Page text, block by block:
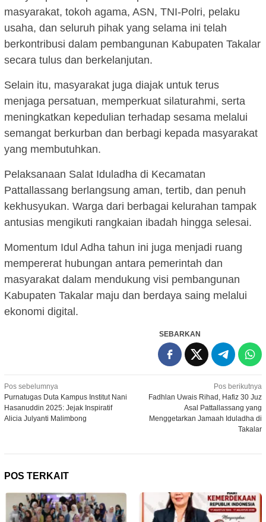
masyarakat, tokoh agama, ASN, TNI-Polri, pelaku
usaha, dan seluruh pihak yang selama ini telah
berkontribusi dalam pembangunan Kabupaten Takalar
secara tulus dan berkelanjutan.
Selain itu, masyarakat juga diajak untuk terus
menjaga persatuan, memperkuat silaturahmi, serta
meningkatkan kepedulian terhadap sesama melalui
semangat berkurban dan berbagi kepada masyarakat
yang membutuhkan.
Pelaksanaan Salat Iduladha di Kecamatan
Pattallassang berlangsung aman, tertib, dan penuh
kekhusyukan. Warga dari berbagai kelurahan tampak
antusias mengikuti rangkaian ibadah hingga selesai.
Momentum Idul Adha tahun ini juga menjadi ruang
mempererat hubungan antara pemerintah dan
masyarakat dalam mendukung visi pembangunan
Kabupaten Takalar maju dan berdaya saing melalui
ekonomi digital.
SEBARKAN
Navigasi
pos
Pos sebelumnya
Purnatugas Duta Kampus Institut Nani
Hasanuddin 2025: Jejak Inspiratif
Alicia Julyanti Malimbong
Pos berikutnya
Fadhlan Uwais Rihad, Hafiz 30 Juz
Asal Pattallassang yang
Menggetarkan Jamaah Iduladha di
Takalar
POS TERKAIT